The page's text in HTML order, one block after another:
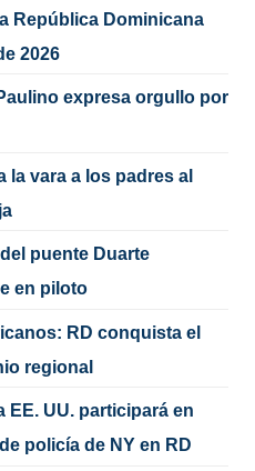
República Dominicana
2026
expresa orgullo por
la vara a los padres al
puente Duarte
en piloto
RD conquista el
regional
EE. UU. participará en
policía de NY en RD